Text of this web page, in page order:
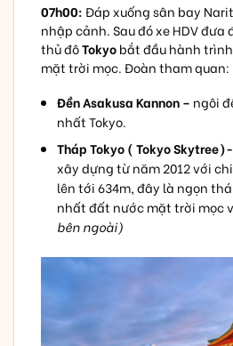
07h00:Đáp xuống sân bay
nhập cảnh. Sau đó xe HDV
thủ đôTokyobắt đầu hành
mặt trời mọc. Đoàn tham quan:
Đền Asakusa Kannon – ngôi
nhất Tokyo.
Tháp Tokyo ( Tokyo Skytree)-
xây dựng từ năm 2012 với
lên tới 634m, đây là ngọn
nhất đất nước mặt trời mọc
bên ngoài)